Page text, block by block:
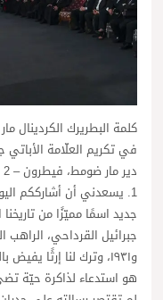
كلمة البطريرك الكردينال
في تكريم العلّامة الأباتي
دير مار ضومط، فيطرون – 2 أيلول 2025
1. يسعدني أن أشارككم
جديد اسمًا مميّزًا من
و١٩٣١، وترك لنا إرثًا
هو استدعاء لذاكرة حيّة